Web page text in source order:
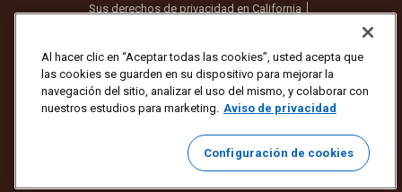
Sus derechos de privacidad en California
Copyright ©1994 - 2026 United Parcel Service of America, Inc. Todos
los derechos reservados. ¿Ya no quiere recibir actualizaciones por
correo electrónico? Cancelar la suscripción aquí
Para actualizar todas las demás preferencias de correo electrónico o
cancelar la suscripción a los correos electrónicos de marketing de
haga clic aquí.
Al hacer clic en “Aceptar todas las cookies”, usted acepta que
las cookies se guarden en su dispositivo para mejorar la
navegación del sitio, analizar el uso del mismo, y colaborar con
nuestros estudios para marketing. Aviso de privacidad
Configuración de cookies